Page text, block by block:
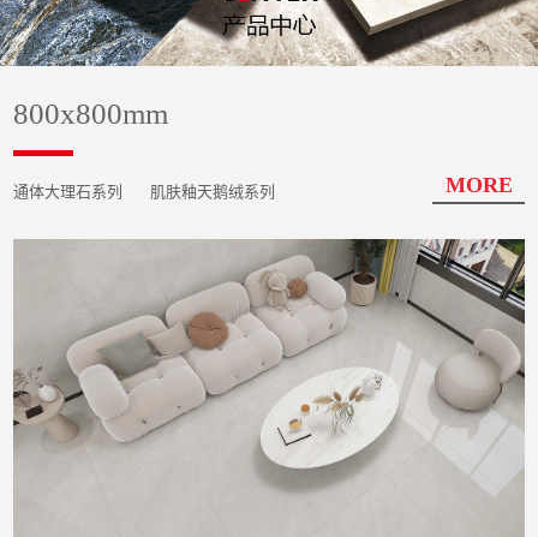
800x800mm
通体大理石系列 肌肤釉天鹅绒系列 MORE